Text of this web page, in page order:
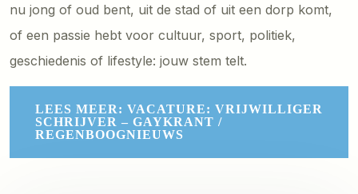
nu jong of oud bent, uit de stad of uit een dorp komt,
of een passie hebt voor cultuur, sport, politiek,
geschiedenis of lifestyle: jouw stem telt.
LEES MEER: VACATURE: VRIJWILLIGER
SCHRIJVER – GAYKRANT /
REGENBOOGNIEUWS